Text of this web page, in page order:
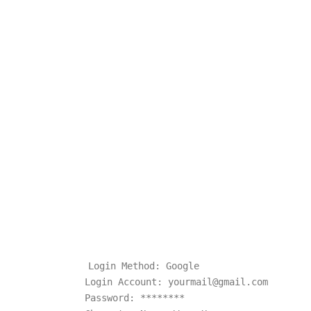
Login Method : Google
Login Account: yourmail@gmail.com
Password : ********